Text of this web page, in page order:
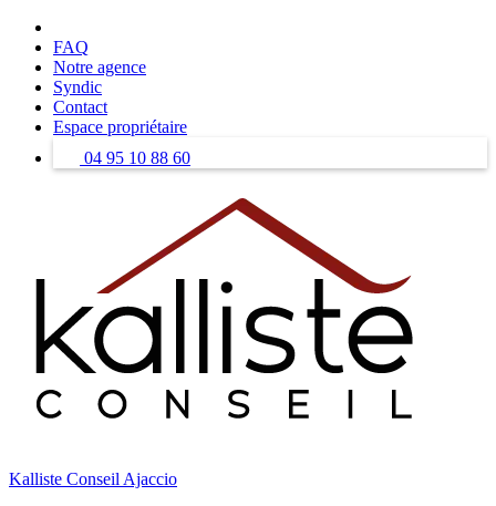
Skip
content
FAQ
Notre agence
Syndic
Contact
Espace propriétaire
04 95 10 88 60
Kalliste Conseil Ajaccio